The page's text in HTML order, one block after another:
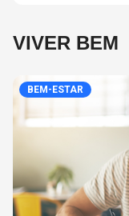
VIVER BEM
BEM-ESTAR